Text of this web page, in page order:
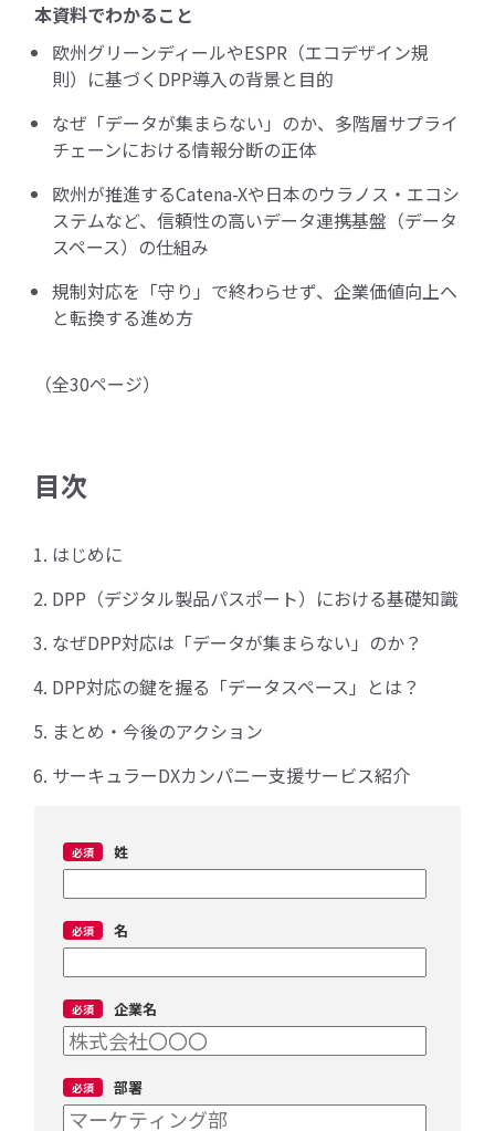
本資料でわかること
欧州グリーンディールやESPR（エコデザイン規
則）に基づくDPP導入の背景と目的
なぜ「データが集まらない」のか、多階層サプライ
チェーンにおける情報分断の正体
欧州が推進するCatena-Xや日本のウラノス・エコシ
ステムなど、信頼性の高いデータ連携基盤（データ
スペース）の仕組み
規制対応を「守り」で終わらせず、企業価値向上へ
と転換する進め方
（全30ページ）
目次
はじめに
DPP（デジタル製品パスポート）における基礎知識
なぜDPP対応は「データが集まらない」のか？
DPP対応の鍵を握る「データスペース」とは？
まとめ・今後のアクション
サーキュラーDXカンパニー支援サービス紹介
姓
名
企業名
部署